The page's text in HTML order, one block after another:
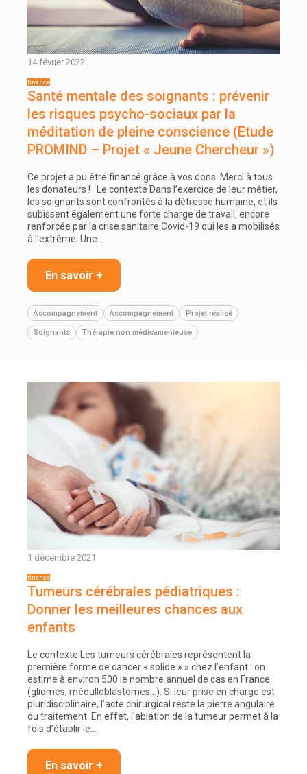
14 février 2022
Santé mentale des soignants : prévenir
les risques psycho-sociaux par la
méditation de pleine conscience (Etude
PROMIND – Projet « Jeune Chercheur »)
Ce projet a pu être financé grâce à vos dons. Merci à tous
les donateurs ! Le contexte Dans l’exercice de leur métier,
les soignants sont confrontés à la détresse humaine, et ils
subissent également une forte charge de travail, encore
renforcée par la crise sanitaire Covid-19 qui les a mobilisés
à l’extrême. Une…
En savoir +
Accompagnement Accompagnement Projet réalisé
Soignants Thérapie non médicamenteuse
1 décembre 2021
Tumeurs cérébrales pédiatriques :
Donner les meilleures chances aux
enfants
Le contexte Les tumeurs cérébrales représentent la
première forme de cancer « solide » » chez l’enfant : on
estime à environ 500 le nombre annuel de cas en France
(gliomes, médulloblastomes…). Si leur prise en charge est
pluridisciplinaire, l’acte chirurgical reste la pierre angulaire
du traitement. En effet, l’ablation de la tumeur permet à la
fois d’établir le…
En savoir +